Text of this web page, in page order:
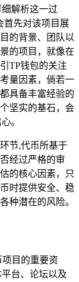
解析这一过
首先对该项目展
的背景、团队以
的项目，就像在
TP钱包的关注
量因素，倘若一
具备丰富经验的
坚实的基石，会
。
节,代币所基于
经过严格的审
的核心因素，只
时提供安全、稳
种潜在的风险。
目的重要资
台、论坛以及